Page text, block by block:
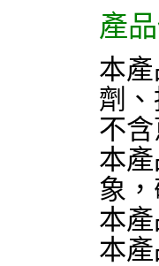
產
本
劑
不
本
象
本
本